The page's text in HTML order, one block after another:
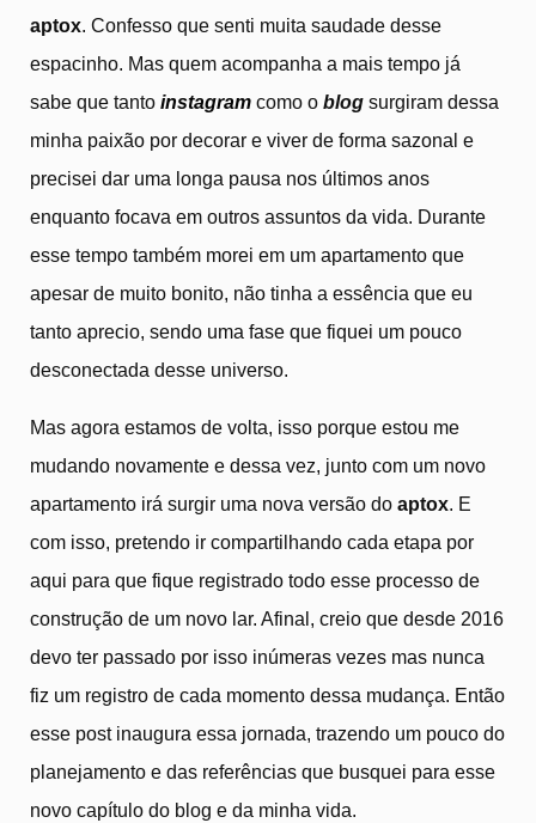
aptox. Confesso que senti muita saudade desse
espacinho. Mas quem acompanha a mais tempo já
sabe que tanto instagram como o blog surgiram dessa
minha paixão por decorar e viver de forma sazonal e
precisei dar uma longa pausa nos últimos anos
enquanto focava em outros assuntos da vida. Durante
esse tempo também morei em um apartamento que
apesar de muito bonito, não tinha a essência que eu
tanto aprecio, sendo uma fase que fiquei um pouco
desconectada desse universo.
Mas agora estamos de volta, isso porque estou me
mudando novamente e dessa vez, junto com um novo
apartamento irá surgir uma nova versão do aptox. E
com isso, pretendo ir compartilhando cada etapa por
aqui para que fique registrado todo esse processo de
construção de um novo lar. Afinal, creio que desde 2016
devo ter passado por isso inúmeras vezes mas nunca
fiz um registro de cada momento dessa mudança. Então
esse post inaugura essa jornada, trazendo um pouco do
planejamento e das referências que busquei para esse
novo capítulo do blog e da minha vida.